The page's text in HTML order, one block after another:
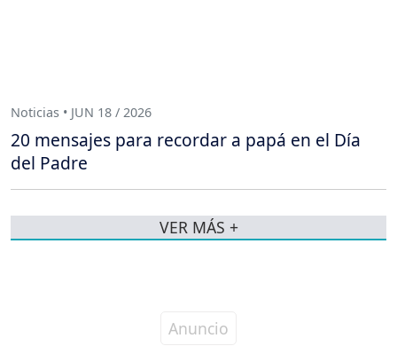
Noticias • JUN 18 / 2026
20 mensajes para recordar a papá en el Día
del Padre
VER MÁS +